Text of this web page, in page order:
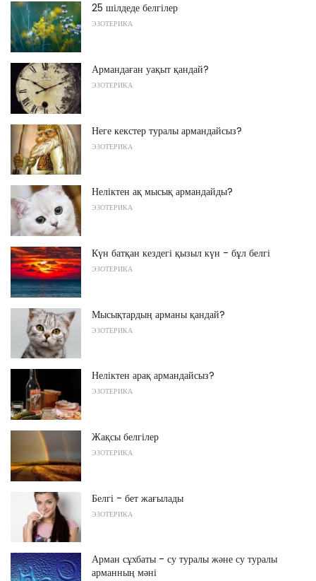
25 шілдеде белгілер
ЭЗОТЕРИКА
Армандаған уақыт қандай?
ЭЗОТЕРИКА
Неге кекстер туралы армандайсыз?
ЭЗОТЕРИКА
Неліктен ақ мысық армандайды?
ЭЗОТЕРИКА
Күн батқан кездегі қызыл күн - бұл белгі
ЭЗОТЕРИКА
Мысықтардың арманы қандай?
ЭЗОТЕРИКА
Неліктен арақ армандайсыз?
ЭЗОТЕРИКА
Жақсы белгілер
ЭЗОТЕРИКА
Белгі - бет жағылады
ЭЗОТЕРИКА
Арман сұхбаты - су туралы және су туралы
арманның мәні